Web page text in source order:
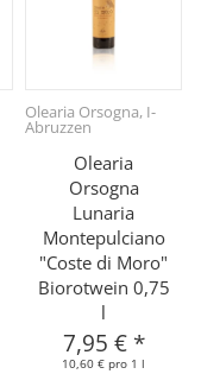
Olearia Orsogna, I-
Abruzzen
Olearia
Orsogna
Lunaria
Montepulciano
"Coste di Moro"
Biorotwein 0,75
l
7,95 € *
10,60 € pro 1 l